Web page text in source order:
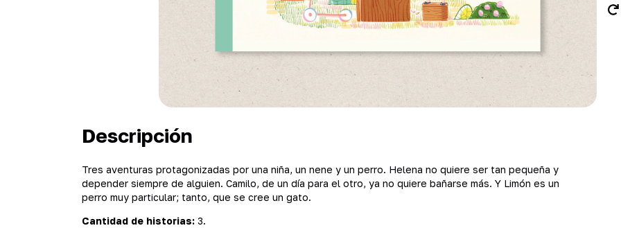
Descripción
Tres aventuras protagonizadas por una niña, un nene y un perro. Helena no quiere ser tan pequeña y
depender siempre de alguien. Camilo, de un día para el otro, ya no quiere bañarse más. Y Limón es un
perro muy particular; tanto, que se cree un gato.
Cantidad de historias: 3.